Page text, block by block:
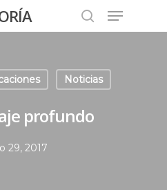
or ESC to close
Noticias
profundo
29, 2017